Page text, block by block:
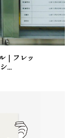
｜フレッ
...